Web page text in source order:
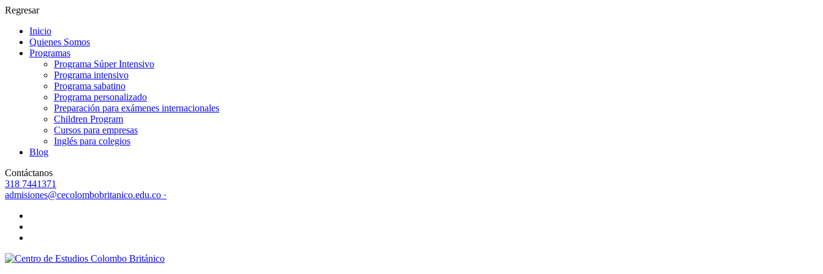
Regresar
Inicio
Quienes Somos
Programas
Programa Súper Intensivo
Programa intensivo
Programa sabatino
Programa personalizado
Preparación para exámenes internacionales
Children Program
Cursos para empresas
Inglés para colegios
Blog
Contáctanos
318 7441371
admisiones@cecolombobritanico.edu.co ·